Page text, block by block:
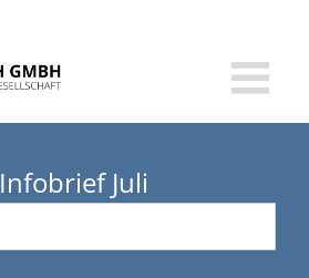
Juli